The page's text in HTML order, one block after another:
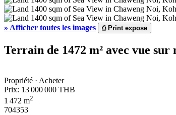
» Afficher toutes les images ⎙Print expose
Terrain de 1472 m² avec vue
Propriété · Acheter
Prix: 13 000 000 THB
1 472 m2
704353